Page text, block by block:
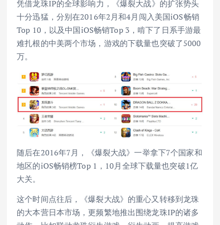
凭借龙珠IP的全球影响力，《爆裂大战》的扩张势头
十分迅猛，分别在2016年2月和4月闯入美国iOS畅销
Top 10，以及中国iOS畅销Top 3，啃下了日系手游最
难扎根的中美两个市场，游戏的下载量也突破了5000
万。
随后在2016年7月，《爆裂大战》一举拿下7个国家和
地区的iOS畅销榜Top 1，10月全球下载量也突破1亿
大关。
这个时间点往后，《爆裂大战》的重心又转移到龙珠
的大本营日本市场，更频繁地推出围绕龙珠IP的诸多